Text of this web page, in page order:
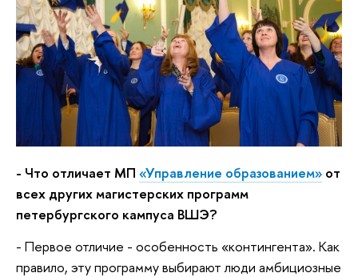
- Что отличает МП «Управление образованием» от
всех других магистерских программ
петербургского кампуса ВШЭ?
- Первое отличие - особенность «контингента». Как
правило, эту программу выбирают люди амбициозные